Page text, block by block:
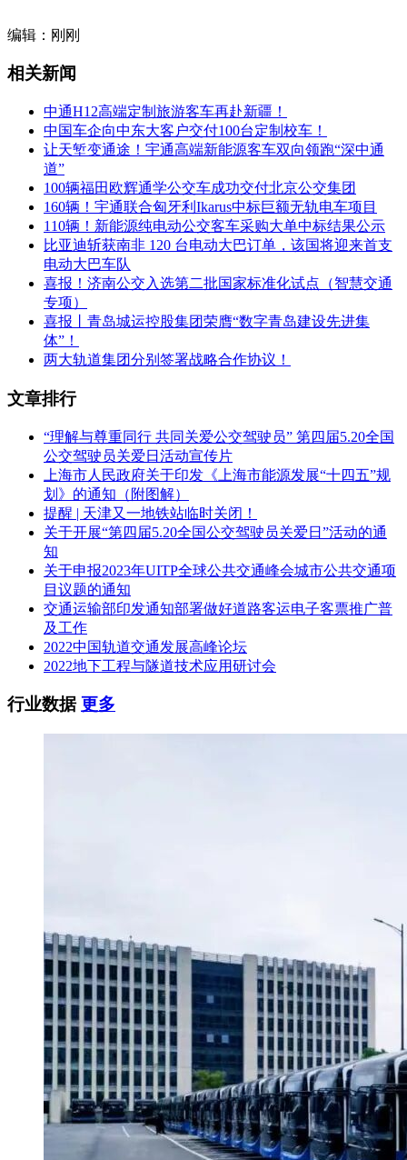
编辑：刚刚
相关新闻
中通H12高端定制旅游客车再赴新疆！
中国车企向中东大客户交付100台定制校车！
让天堑变通途！宇通高端新能源客车双向领跑“深中通
道”
100辆福田欧辉通学公交车成功交付北京公交集团
160辆！宇通联合匈牙利Ikarus中标巨额无轨电车项目
110辆！新能源纯电动公交客车采购大单中标结果公示
比亚迪斩获南非 120 台电动大巴订单，该国将迎来首支
电动大巴车队
喜报！济南公交入选第二批国家标准化试点（智慧交通
专项）
喜报丨青岛城运控股集团荣膺“数字青岛建设先进集
体”！
两大轨道集团分别签署战略合作协议！
文章排行
“理解与尊重同行 共同关爱公交驾驶员” 第四届5.20全国
公交驾驶员关爱日活动宣传片
上海市人民政府关于印发《上海市能源发展“十四五”规
划》的通知（附图解）
提醒 | 天津又一地铁站临时关闭！
关于开展“第四届5.20全国公交驾驶员关爱日”活动的通
知
关于申报2023年UITP全球公共交通峰会城市公共交通项
目议题的通知
交通运输部印发通知部署做好道路客运电子客票推广普
及工作
2022中国轨道交通发展高峰论坛
2022地下工程与隧道技术应用研讨会
行业数据更多